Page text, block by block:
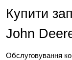
Купити
John
Обслуговування